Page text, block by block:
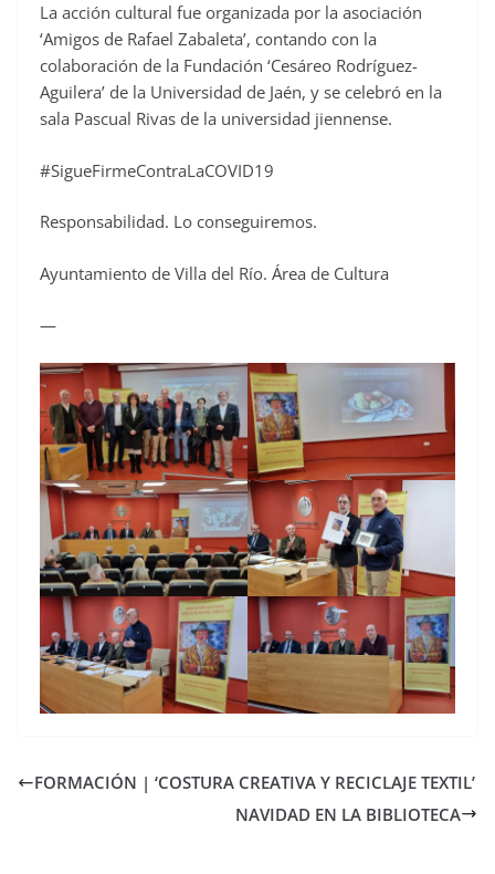
La acción cultural fue organizada por la asociación
‘Amigos de Rafael Zabaleta’, contando con la
colaboración de la Fundación ‘Cesáreo Rodríguez-
Aguilera’ de la Universidad de Jaén, y se celebró en la
sala Pascual Rivas de la universidad jiennense.
#SigueFirmeContraLaCOVID19
Responsabilidad. Lo conseguiremos.
Ayuntamiento de Villa del Río. Área de Cultura
—
FORMACIÓN | ‘COSTURA CREATIVA Y RECICLAJE TEXTIL’
NAVIDAD EN LA BIBLIOTECA